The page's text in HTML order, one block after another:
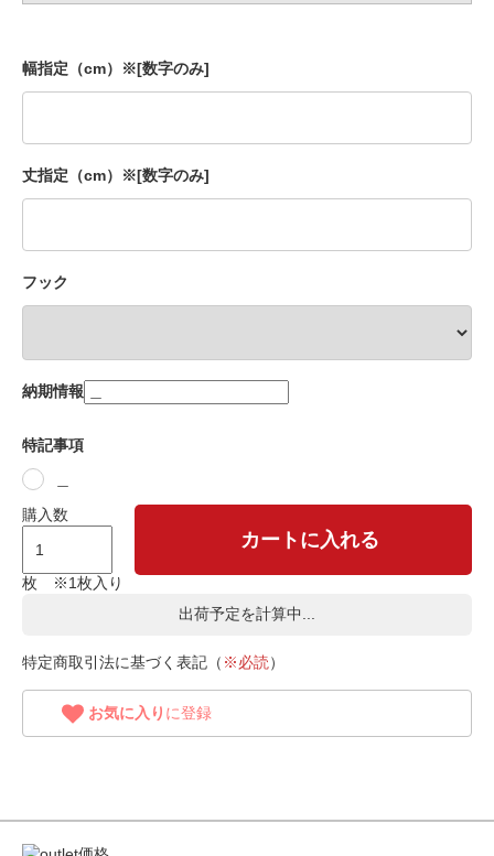
幅指定（cm）※[数字のみ]
丈指定（cm）※[数字のみ]
フック
納期情報
特記事項
購入数
枚 ※1枚入り
カートに入れる
出荷予定を計算中...
特定商取引法に基づく表記（ ※必読）
お気に入り に登録